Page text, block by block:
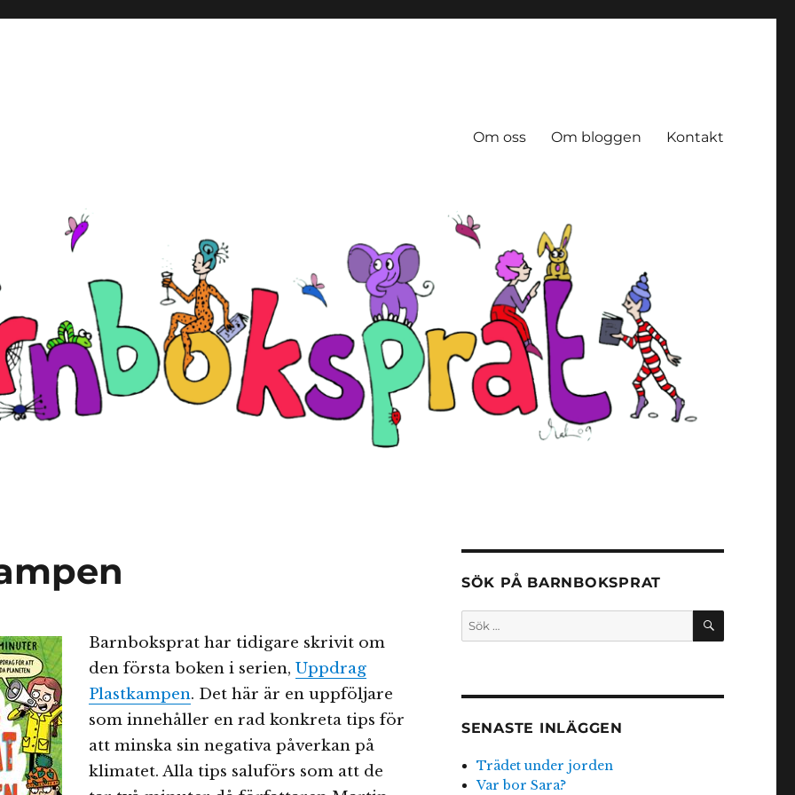
Om oss Om bloggen Kontakt
Barnboksprat har tidigare skrivit om
den första boken i serien, Uppdrag
Plastkampen. Det här är en uppföljare
som innehåller en rad konkreta tips för
att minska sin negativa påverkan på
klimatet. Alla tips saluförs som att de
SÖK PÅ BARNBOKSPRAT
Sök
efter:
SÖK
SENASTE INLÄGGEN
Trädet under jorden
Var bor Sara?